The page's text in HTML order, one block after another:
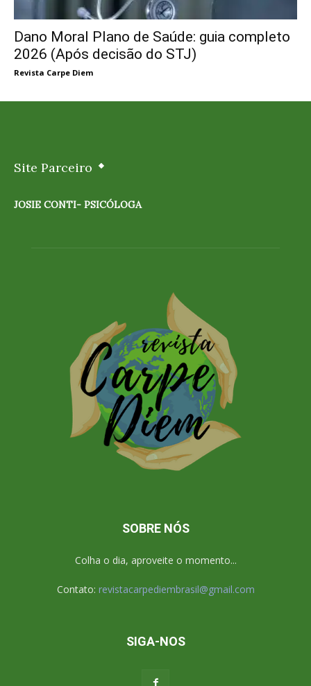
Dano Moral Plano de Saúde: guia completo
2026 (Após decisão do STJ)
Revista Carpe Diem
Site Parceiro
JOSIE CONTI- PSICÓLOGA
SOBRE NÓS
Colha o dia, aproveite o momento...
Contato: revistacarpediembrasil@gmail.com
SIGA-NOS